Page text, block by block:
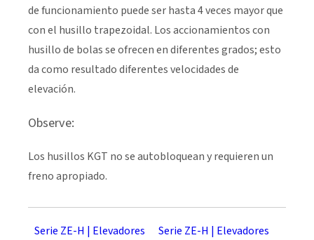
de funcionamiento puede ser hasta 4 veces mayor que
con el husillo trapezoidal. Los accionamientos con
husillo de bolas se ofrecen en diferentes grados; esto
da como resultado diferentes velocidades de
elevación.
Observe:
Los husillos KGT no se autobloquean y requieren un
freno apropiado.
Serie ZE-H | Elevadores
Serie ZE-H | Elevadores